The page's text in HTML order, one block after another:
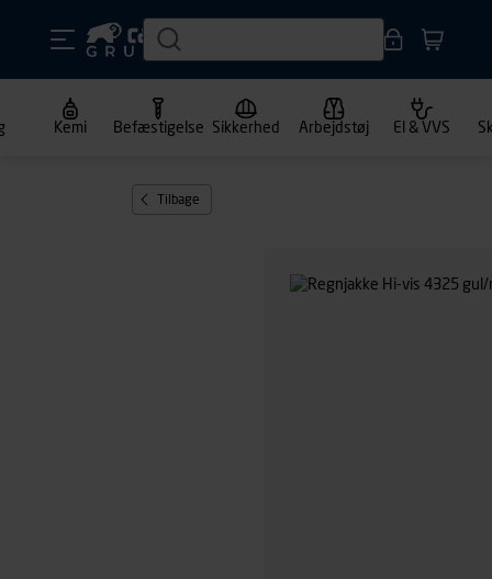
Kemi Befæstigelse Sikkerhed Arbejdstøj El & VVS
Tilbage